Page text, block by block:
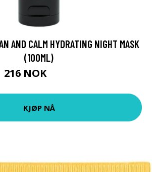
AND CALM HYDRATING NIGHT MASK
(100ML)
216 NOK
KJØP NÅ